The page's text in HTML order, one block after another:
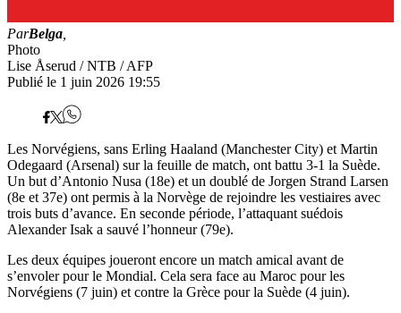
ParBelga
Photo
Lise Åserud / NTB / AFP
Publié le 1 juin 2026 19:55
Les Norvégiens, sans Erling Haaland (Manchester City) et Martin
Odegaard (Arsenal) sur la feuille de match, ont battu 3-1 la Suède.
Un but d’Antonio Nusa (18e) et un doublé de Jorgen Strand Larsen
(8e et 37e) ont permis à la Norvège de rejoindre les vestiaires avec
trois buts d’avance. En seconde période, l’attaquant suédois
Alexander Isak a sauvé l’honneur (79e).
Les deux équipes joueront encore un match amical avant de
s’envoler pour le Mondial. Cela sera face au Maroc pour les
Norvégiens (7 juin) et contre la Grèce pour la Suède (4 juin).